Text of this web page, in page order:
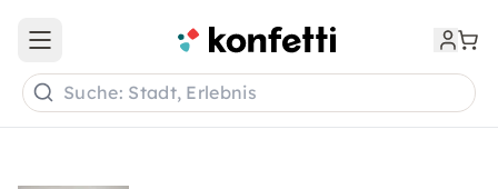
Open main menu
Suche: Stadt, Erlebnis